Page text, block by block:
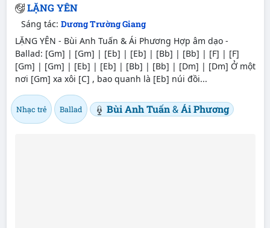
LẶNG YÊN
Sáng tác: Dương Trường Giang
LẶNG YÊN - Bùi Anh Tuấn & Ái Phương Hợp âm dạo -
Ballad: [Gm] | [Gm] | [Eb] | [Eb] | [Bb] | [Bb] | [F] | [F]
[Gm] | [Gm] | [Eb] | [Eb] | [Bb] | [Bb] | [Dm] | [Dm] Ở một
nơi [Gm] xa xôi [C] , bao quanh là [Eb] núi đồi...
Nhạc trẻ Ballad Bùi Anh Tuấn&Ái Phương